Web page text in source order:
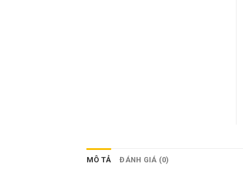
MÔ TẢ ĐÁNH GIÁ (0)